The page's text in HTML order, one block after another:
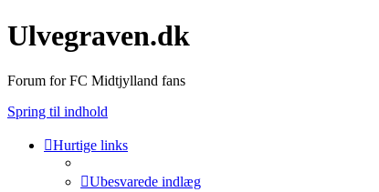
Ulvegraven.dk
Forum for FC Midtjylland fans
Spring til indhold
Hurtige links
Ubesvarede indlæg